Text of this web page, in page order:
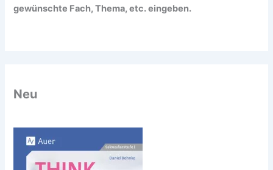
gewünschte Fach, Thema, etc. eingeben.
Neu